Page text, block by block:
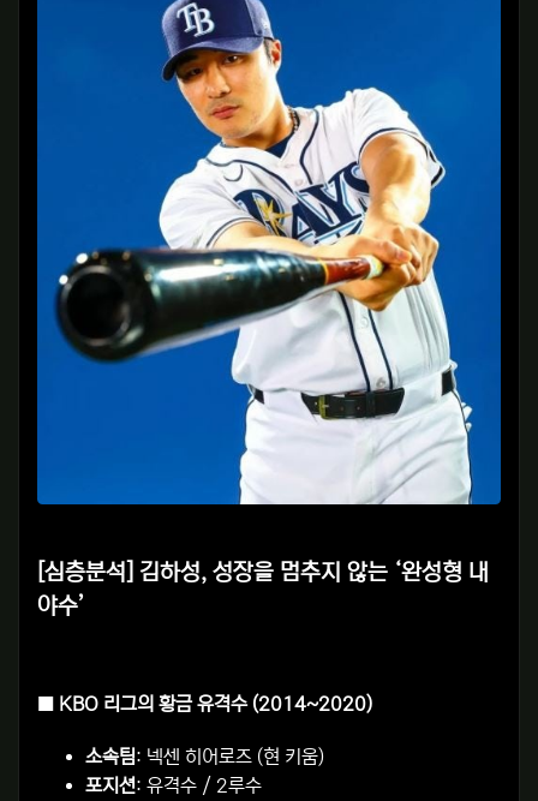
[심층분석] 김하성, 성장을 멈추지 않는 ‘완성형 내
야수’
■ KBO 리그의 황금 유격수 (2014~2020)
소속팀: 넥센 히어로즈 (현 키움)
포지션: 유격수 / 2루수